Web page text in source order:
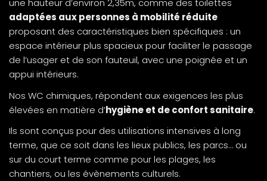
une hauteur d’environ 2,35m, comme des toilettes
adaptées aux personnes à mobilité réduite
proposant des caractéristiques bien spécifiques : un
espace intérieur plus spacieux pour faciliter le passage
de l’usager et de son fauteuil, avec une poignée et un
appui intérieurs.
Nos WC chimiques, répondent aux exigences les plus
élevées en matière d’hygiène et de confort sanitaire.
Ils sont conçus pour des utilisations intensives à long
terme, que ce soit dans les lieux publics, les parcs… ou
sur du court terme comme pour les plages, les
chantiers, ou les évènements culturels.